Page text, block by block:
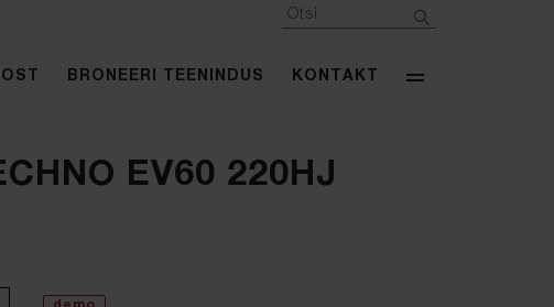
BRONEERI TEENINDUS KONTAKT
EV60 220HJ